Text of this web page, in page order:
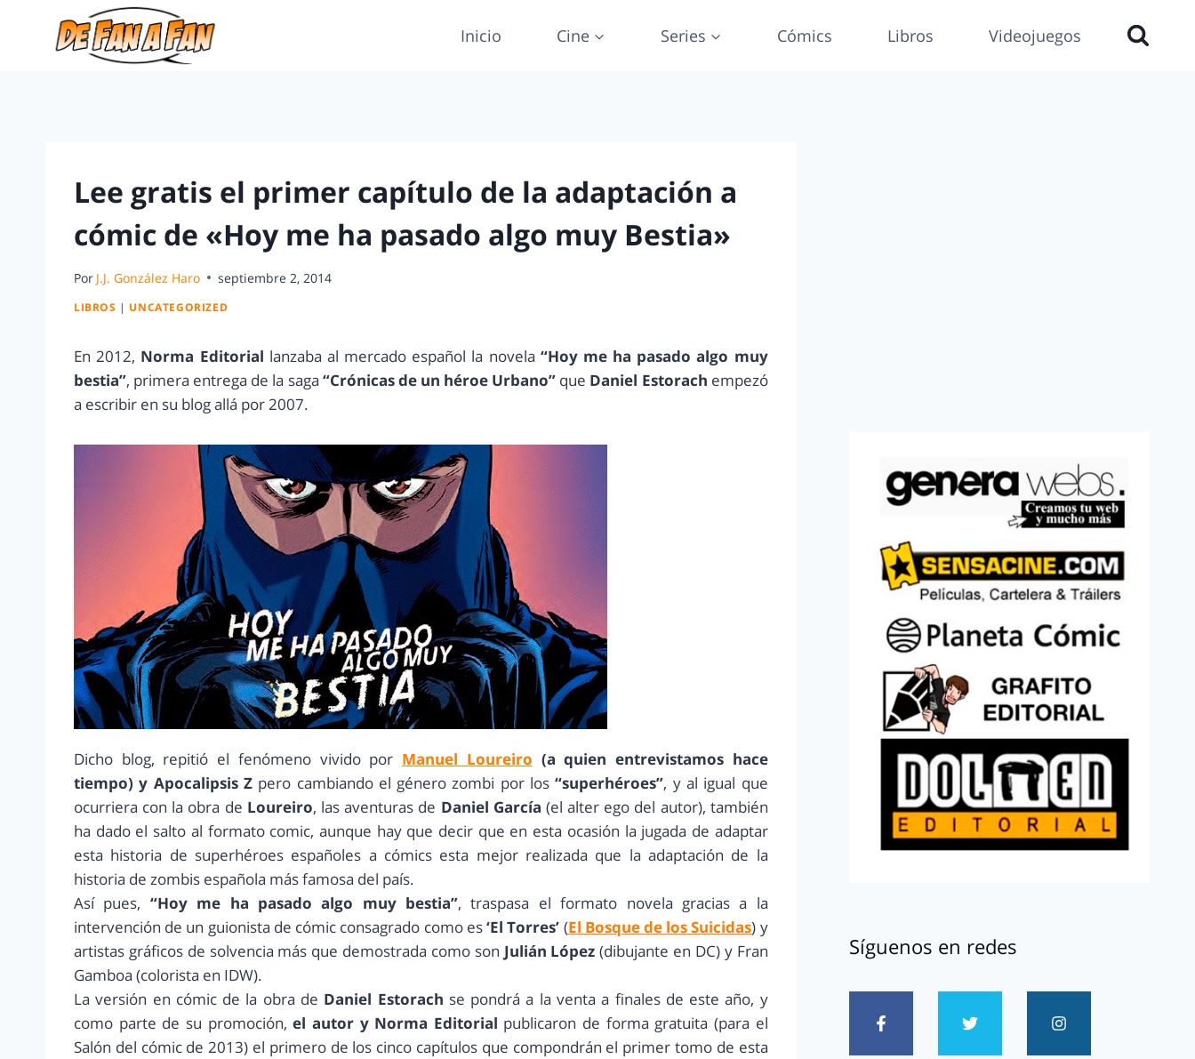
Inicio Cine Series Cómics Libros Videojuegos
Lee gratis el primer capítulo de la adaptación a
cómic de «Hoy me ha pasado algo muy Bestia»
Por J.J. González Haro septiembre 2, 2014
LIBROS | UNCATEGORIZED
En 2012, Norma Editorial lanzaba al mercado español la novela “Hoy me ha pasado algo muy
bestia”, primera entrega de la saga “Crónicas de un héroe Urbano” que Daniel Estorach empezó
a escribir en su blog allá por 2007.
Dicho blog, repitió el fenómeno vivido por Manuel Loureiro (a quien entrevistamos hace
tiempo) y Apocalipsis Zpero cambiando el género zombi por los“superhéroes”, y al igual que
ocurriera con la obra de Loureiro, las aventuras de Daniel García (el alter ego del autor), también
ha dado el salto al formato comic, aunque hay que decir que en esta ocasión la jugada de adaptar
esta historia de superhéroes españoles a cómics esta mejor realizada que la adaptación de la
historia de zombis española más famosa del país.
Así pues, “Hoy me ha pasado algo muy bestia”, traspasa el formato novela gracias a la
intervención de un guionista de cómic consagrado como es‘El Torres’ (El Bosque de los Suicidas) y
artistas gráficos de solvencia más que demostrada como son Julián López (dibujante en DC) y Fran
Gamboa (colorista en IDW).
La versión en cómic de la obra de Daniel Estorach se pondrá a la venta a finales de este año, y
como parte de su promoción,el autor y Norma Editorial publicaron de forma gratuita (para el
Salón del cómic de 2013) el primero de los cinco capítulos que compondrán el primer tomo de esta
Síguenos en redes